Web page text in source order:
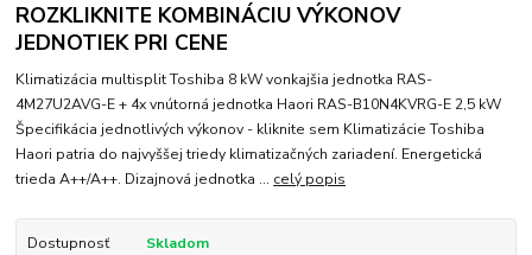
ROZKLIKNITE KOMBINÁCIU VÝKONOV
JEDNOTIEK PRI CENE
Klimatizácia multisplit Toshiba 8 kW vonkajšia jednotka RAS-
4M27U2AVG-E + 4x vnútorná jednotka Haori RAS-B10N4KVRG-E 2,5 kW
Špecifikácia jednotlivých výkonov - kliknite sem Klimatizácie Toshiba
Haori patria do najvyššej triedy klimatizačných zariadení. Energetická
trieda A++/A++. Dizajnová jednotka ... celý popis
Dostupnosť
Skladom